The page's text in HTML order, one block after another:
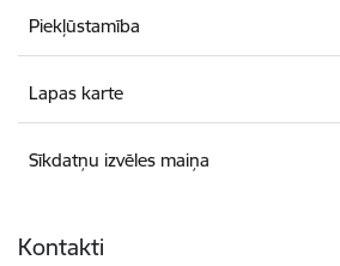
Piekļūstamība
Lapas karte
Sīkdatņu izvēles maiņa
Kontakti